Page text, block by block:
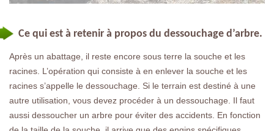
Ce qui est à retenir à propos du dessouchage d’arbre.
Après un abattage, il reste encore sous terre la souche et les
racines. L’opération qui consiste à en enlever la souche et les
racines s’appelle le dessouchage. Si le terrain est destiné à une
autre utilisation, vous devez procéder à un dessouchage. Il faut
aussi dessoucher un arbre pour éviter des accidents. En fonction